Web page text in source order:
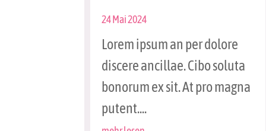
24 Mai 2024
Lorem ipsum an per dolore
discere ancillae. Cibo soluta
bonorum ex sit. At pro magna
putent....